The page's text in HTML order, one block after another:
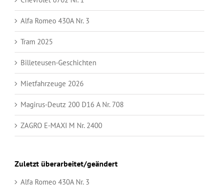
Alfa Romeo 430A Nr. 3
Tram 2025
Billeteusen-Geschichten
Mietfahrzeuge 2026
Magirus-Deutz 200 D16 A Nr. 708
ZAGRO E-MAXI M Nr. 2400
Zuletzt überarbeitet/geändert
Alfa Romeo 430A Nr. 3